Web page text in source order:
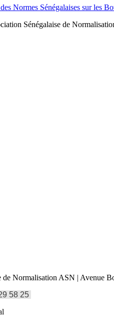
Normes Sénégalaises sur les
Sénégalaise de
de Normalisation ASN | Avenue
58 25